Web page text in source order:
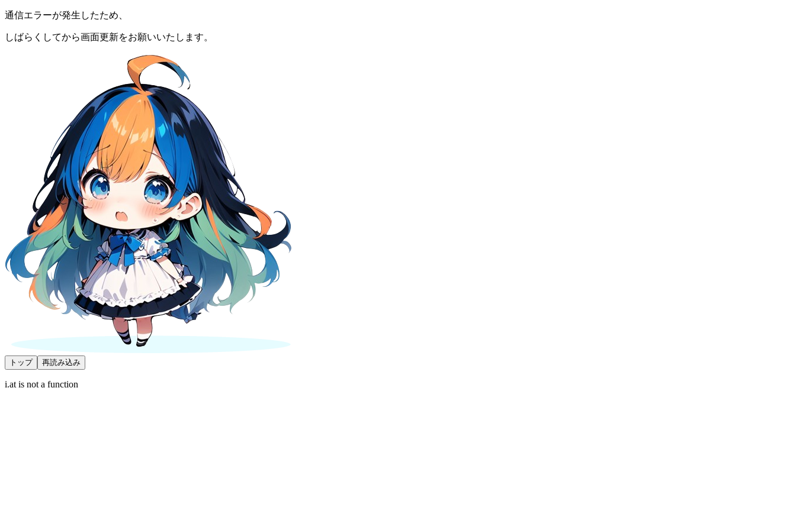
通信エラーが発生したため、
しばらくしてから画面更新をお願いいたします。
トップ 再読み込み
i.at is not a function